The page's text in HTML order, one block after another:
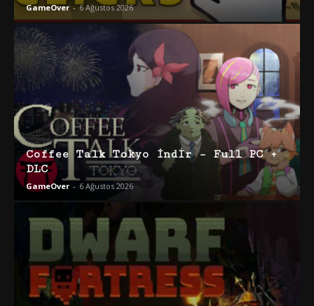
GameOver - 6 Ağustos 2026
Coffee Talk Tokyo İndir – Full PC +
DLC
GameOver - 6 Ağustos 2026